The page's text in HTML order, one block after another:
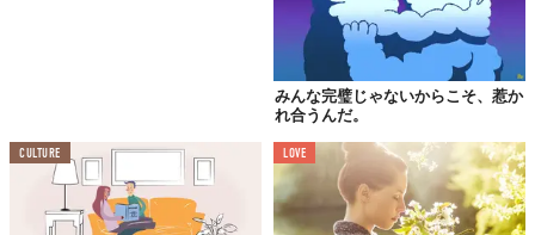
スを受けることがあります。別の誰かに意識を向ければその恋を
忘れられるだろう、という思いからの助言ですが、これは効きま
その恋に決着をつけるためにするべきことは、 好きな相手のこと
みんな完璧じゃないからこそ、惹か
れ合うんだ。
CULTURE LOVE